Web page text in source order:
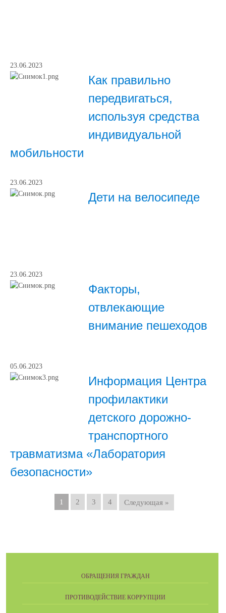
23.06.2023
Как правильно
передвигаться,
используя средства
индивидуальной
мобильности
23.06.2023
Дети на велосипеде
23.06.2023
Факторы,
отвлекающие
внимание пешеходов
05.06.2023
Информация Центра
профилактики
детского дорожно-
транспортного
травматизма «Лаборатория
безопасности»
1 2 3 4 Следующая »
ОБРАЩЕНИЯ ГРАЖДАН
ПРОТИВОДЕЙСТВИЕ КОРРУПЦИИ